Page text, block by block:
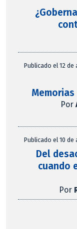
Publicado el 12 de
Por
Publicado el 10 de
Del
cuando
Por